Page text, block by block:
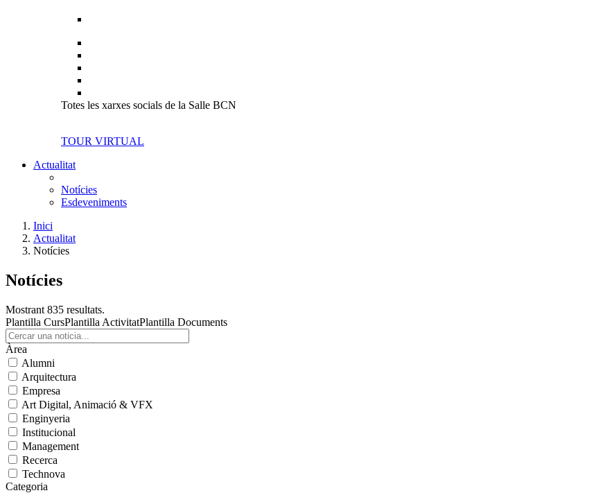
Totes les xarxes socials de la Salle BCN
TOUR VIRTUAL
Actualitat
Notícies
Esdeveniments
Inici
Actualitat
Notícies
Notícies
Mostrant 835 resultats.
Plantilla CursPlantilla ActivitatPlantilla Documents
Àrea
Alumni
Arquitectura
Empresa
Art Digital, Animació & VFX
Enginyeria
Institucional
Management
Recerca
Technova
Categoria